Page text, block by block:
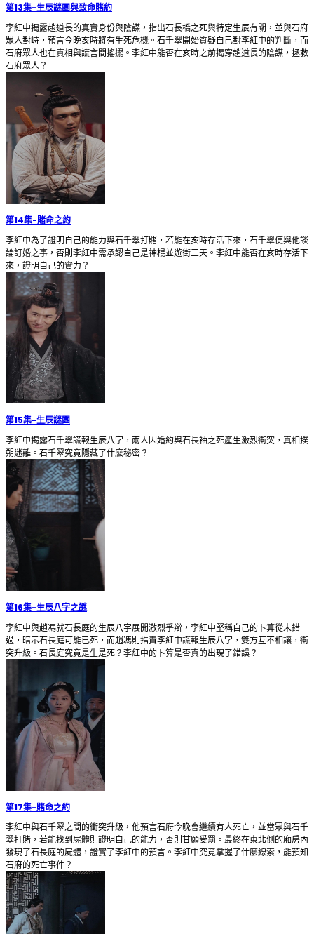
第13集-生辰謎團與致命賭約
李紅中揭露趙道長的真實身份與陰謀，指出石長橋之死與特定生辰有關，並與石府
眾人對峙，預言今晚亥時將有生死危機。石千翠開始質疑自己對李紅中的判斷，而
石府眾人也在真相與謊言間搖擺。李紅中能否在亥時之前揭穿趙道長的陰謀，拯救
石府眾人？
第14集-賭命之約
李紅中為了證明自己的能力與石千翠打賭，若能在亥時存活下來，石千翠便與他談
論訂婚之事，否則李紅中需承認自己是神棍並遊街三天。李紅中能否在亥時存活下
來，證明自己的實力？
第15集-生辰謎團
李紅中揭露石千翠謊報生辰八字，兩人因婚約與石長袖之死產生激烈衝突，真相撲
朔迷離。石千翠究竟隱藏了什麼秘密？
第16集-生辰八字之謎
李紅中與趙馮就石長庭的生辰八字展開激烈爭辯，李紅中堅稱自己的卜算從未錯
過，暗示石長庭可能已死，而趙馮則指責李紅中謊報生辰八字，雙方互不相讓，衝
突升級。石長庭究竟是生是死？李紅中的卜算是否真的出現了錯誤？
第17集-賭命之約
李紅中與石千翠之間的衝突升級，他預言石府今晚會繼續有人死亡，並當眾與石千
翠打賭，若能找到屍體則證明自己的能力，否則甘願受罰。最終在東北側的廂房內
發現了石長庭的屍體，證實了李紅中的預言。李紅中究竟掌握了什麼線索，能預知
石府的死亡事件？